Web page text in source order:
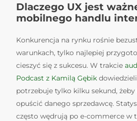
Dlaczego UX jest
mobilnego handlu
Konkurencja na rynku rośnie
warunkach, tylko najlepiej
cieszyć się z sukcesu. W trakcie
Podcast z Kamilą Gębik
potrzebuje tylko kilku sekund,
opuścić danego sprzedawcę.
często wędrują po e-commerce w